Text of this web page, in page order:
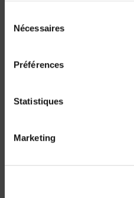
Nécessaires
Préférences
Statistiques
Marketing